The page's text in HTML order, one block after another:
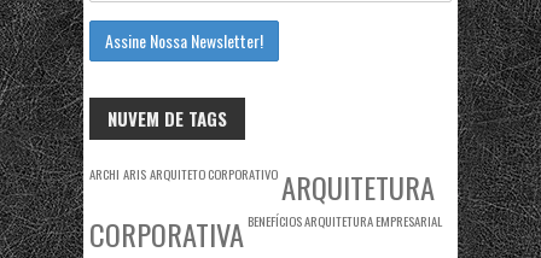
NUVEM DE TAGS
ARCHI ARISARQUITETO CORPORATIVOARQUITETURA
CORPORATIVA BENEFÍCIOS ARQUITETURA EMPRESARIAL